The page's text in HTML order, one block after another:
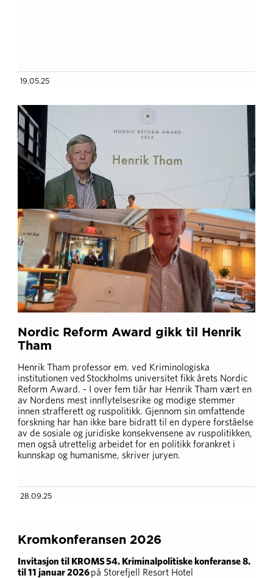
Kromkonferansen 2026
Invitasjon til KROMS 54. Kriminalpolitiske konferanse 8.
til 11 januar 2026på Storefjell Resort Hotel
Nordic Reform Award gikk til Henrik
Tham
Henrik Tham professor em. ved Kriminologiska
institutionen ved Stockholms universitet fikk årets Nordic
Reform Award. - I over fem tiår har Henrik Tham vært en
av Nordens mest innflytelsesrike og modige stemmer
innen strafferett og ruspolitikk. Gjennom sin omfattende
forskning har han ikke bare bidratt til en dypere forståelse
av de sosiale og juridiske konsekvensene av ruspolitikken,
men også utrettelig arbeidet for en politikk forankret i
kunnskap og humanisme, skriver juryen.
28.09.25
19.05.25